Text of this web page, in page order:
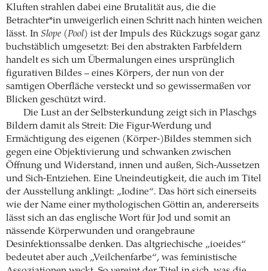
Kluften strahlen dabei eine Brutalität aus, die die
Betrachter*in unweigerlich einen Schritt nach hinten weichen
lässt. In Slope (Pool) ist der Impuls des Rückzugs sogar ganz
buchstäblich umgesetzt: Bei den abstrakten Farbfeldern
handelt es sich um Übermalungen eines ursprünglich
figurativen Bildes – eines Körpers, der nun von der
samtigen Oberfläche versteckt und so gewissermaßen vor
Blicken geschützt wird.
Die Lust an der Selbsterkundung zeigt sich in Plaschgs
Bildern damit als Streit: Die Figur-Werdung und
Ermächtigung des eigenen (Körper-)Bildes stemmen sich
gegen eine Objektivierung und schwanken zwischen
Öffnung und Widerstand, innen und außen, Sich-Aussetzen
und Sich-Entziehen. Eine Uneindeutigkeit, die auch im Titel
der Ausstellung anklingt: „Iodine“. Das hört sich einerseits
wie der Name einer mythologischen Göttin an, andererseits
lässt sich an das englische Wort für Jod und somit an
nässende Körperwunden und orangebraune
Desinfektionssalbe denken. Das altgriechische „ioeides“
bedeutet aber auch „Veilchenfarbe“, was feministische